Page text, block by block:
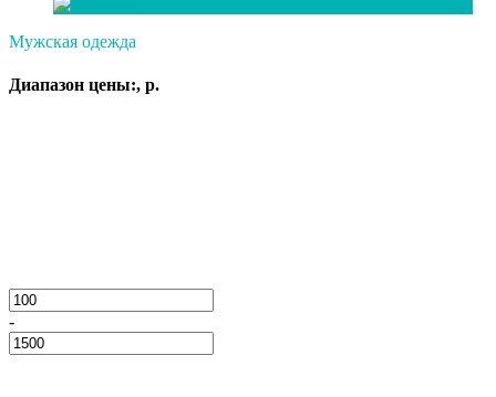
Мужская одежда
Диапазон цены:, р.
-